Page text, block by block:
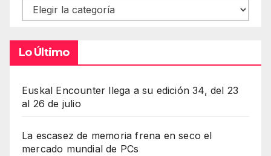
Contenidos
Lo Último
Euskal Encounter llega a su edición 34, del 23
al 26 de julio
La escasez de memoria frena en seco el
mercado mundial de PCs